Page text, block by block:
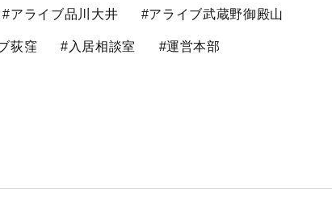
#アライブ品川大井 #アライブ武蔵野御殿山
荻窪 #入居相談室 #運営本部